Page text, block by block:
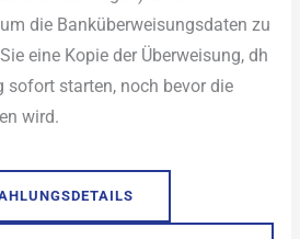
die Banküberweisungsdaten zu
eine Kopie der Überweisung, dh
sofort starten, noch bevor die
wird.